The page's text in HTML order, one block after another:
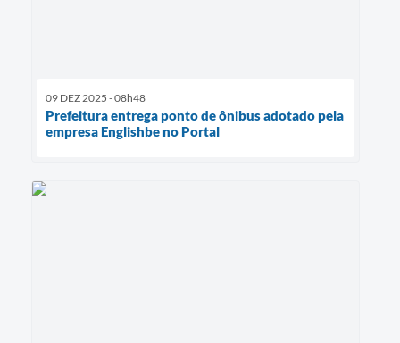
09 DEZ 2025 - 08h48
Prefeitura entrega ponto de ônibus adotado pela
empresa Englishbe no Portal